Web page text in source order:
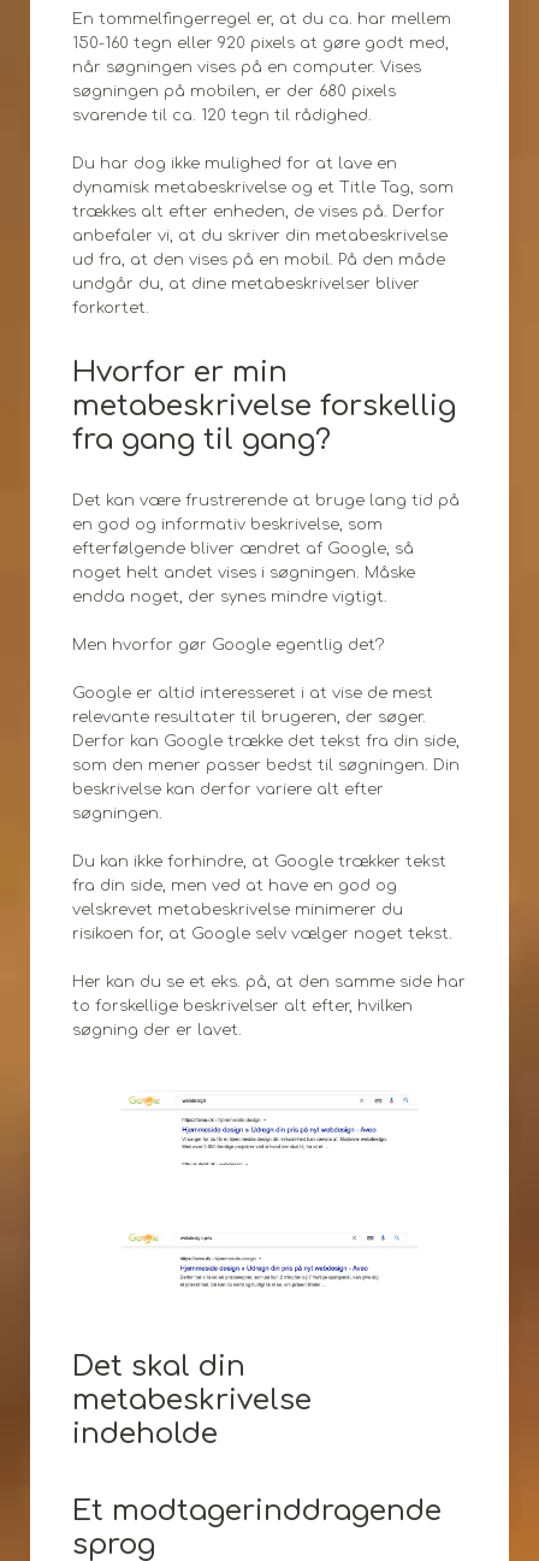
En tommelfingerregel er, at du ca. har mellem
150-160 tegn eller 920 pixels at gøre godt med,
når søgningen vises på en computer. Vises
søgningen på mobilen, er der 680 pixels
svarende til ca. 120 tegn til rådighed.
Du har dog ikke mulighed for at lave en
dynamisk metabeskrivelse og et Title Tag, som
trækkes alt efter enheden, de vises på. Derfor
anbefaler vi, at du skriver din metabeskrivelse
ud fra, at den vises på en mobil. På den måde
undgår du, at dine metabeskrivelser bliver
forkortet.
Hvorfor er min
metabeskrivelse forskellig
fra gang til gang?
Det kan være frustrerende at bruge lang tid på
en god og informativ beskrivelse, som
efterfølgende bliver ændret af Google, så
noget helt andet vises i søgningen. Måske
endda noget, der synes mindre vigtigt.
Men hvorfor gør Google egentlig det?
Google er altid interesseret i at vise de mest
relevante resultater til brugeren, der søger.
Derfor kan Google trække det tekst fra din side,
som den mener passer bedst til søgningen. Din
beskrivelse kan derfor variere alt efter
søgningen.
Du kan ikke forhindre, at Google trækker tekst
fra din side, men ved at have en god og
velskrevet metabeskrivelse minimerer du
risikoen for, at Google selv vælger noget tekst.
Her kan du se et eks. på, at den samme side har
to forskellige beskrivelser alt efter, hvilken
søgning der er lavet.
Det skal din
metabeskrivelse
indeholde
Et modtagerinddragende
sprog